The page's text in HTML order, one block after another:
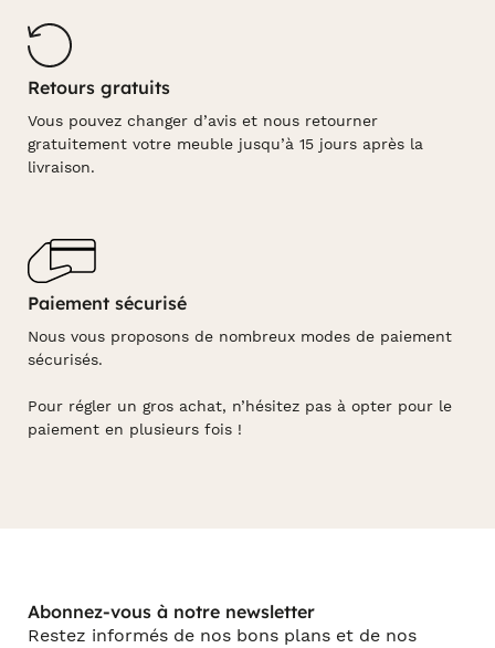
Retours gratuits
Vous pouvez changer d’avis et nous retourner
gratuitement votre meuble jusqu’à 15 jours après la
livraison.
Paiement sécurisé
Nous vous proposons de nombreux modes de paiement
sécurisés.
Pour régler un gros achat, n’hésitez pas à opter pour le
paiement en plusieurs fois !
Abonnez-vous à notre newsletter
Restez informés de nos bons plans et de nos